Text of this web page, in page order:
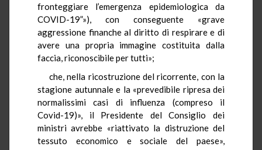
fronteggiare l’emergenza epidemiologica da
COVID-19”»), con conseguente «grave
aggressione finanche al diritto di respirare e di
avere una propria immagine costituita dalla
faccia, riconoscibile per tutti»;
che, nella ricostruzione del ricorrente, con la
stagione autunnale e la «prevedibile ripresa dei
normalissimi casi di influenza (compreso il
Covid-19)», il Presidente del Consiglio dei
ministri avrebbe «riattivato la distruzione del
tessuto economico e sociale del paese»,